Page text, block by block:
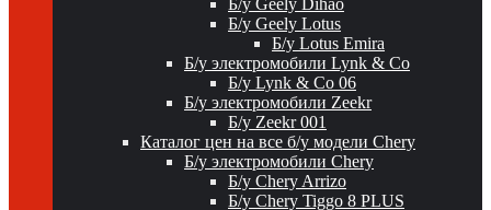
Б/у Geely Dihao
Б/у Geely Lotus
Б/у Lotus Emira
Б/у электромобили Lynk & Co
Б/у Lynk & Co 06
Б/у электромобили Zeekr
Б/у Zeekr 001
Каталог цен на все б/у модели Chery
Б/у электромобили Chery
Б/у Chery Arrizo
Б/у Chery Tiggo 8 PLUS